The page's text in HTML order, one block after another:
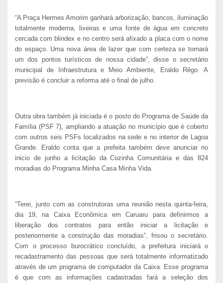
“A Praça Hermes Amorim ganhará arborização, bancos, iluminação
totalmente moderna, lixeiras e uma fonte de água em concreto
cercada com blindex e no centro será afixado a placa com o nome
do espaço. Uma nova área de lazer que com certeza se tornará
um dos pontos turísticos de nossa cidade”, disse o secretário
municipal de Infraestrutura e Meio Ambiente, Eraldo Rêgo. A
previsão é concluir a reforma até o final de julho.
Outra obra também já iniciada é o posto do Programa de Saúde da
Família (PSF 7), ampliando a atuação no município que é coberto
com outros seis PSFs localizados na sede e no interior de Lagoa
Grande. Eraldo conta que a prefeita também deve anunciar no
inicio de junho a licitação da Cozinha Comunitária e das 824
moradias do Programa Minha Casa Minha Vida.
“Terei, junto com as construtoras uma reunião nesta quinta-feira,
dia 19, na Caixa Econômica em Caruaru para definirmos a
liberação dos contratos para então iniciar a licitação e
posteriormente a construção das moradias”, frisou o secretário.
Com o processo burocrático concluído, a prefeitura iniciará o
recadastramento das pessoas que será totalmente informatizado
através de um programa de computador da Caixa. Esse programa
é que com as informações cadastradas fará a seleção dos